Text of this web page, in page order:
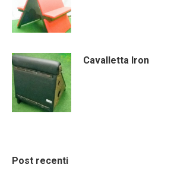
Cavalletta Iron
Post recenti